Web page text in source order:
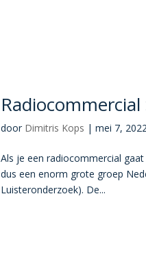
Radiocommercial
door Dimitris Kops |mei 7,
Als je een radiocommercial
dus een enorm grote groep
Luisteronderzoek). De...